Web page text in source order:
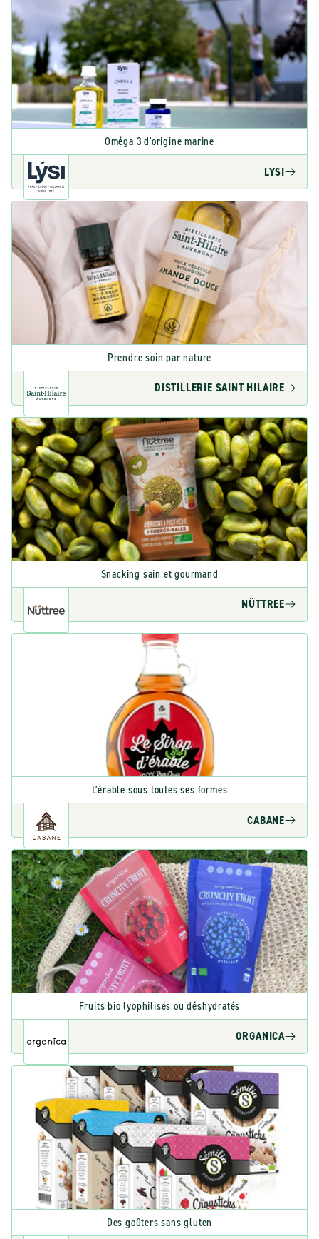
Oméga 3 d'origine marine
LYSI
Prendre soin par nature
DISTILLERIE SAINT HILAIRE
Snacking sain et gourmand
NÜTTREE
L'érable sous toutes ses formes
CABANE
Fruits bio lyophilisés ou déshydratés
ORGANICA
Des goûters sans gluten